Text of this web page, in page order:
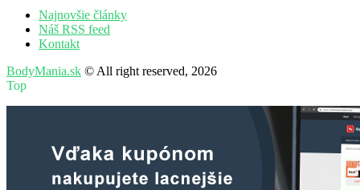
Najnovšie články
Náš RSS feed
Kontakt
BodyMania.sk © All right reserved, 2026
Top